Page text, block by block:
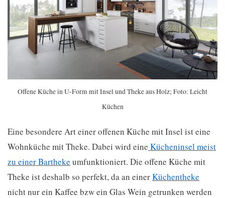
Offene Küche in U-Form mit Insel und Theke aus Holz; Foto: Leicht
Küchen
Eine besondere Art einer offenen Küche mit Insel ist eine
Wohnküche mit Theke. Dabei wird eine Kücheninsel meist
zu einer Bartheke umfunktioniert. Die offene Küche mit
Theke ist deshalb so perfekt, da an einerKüchentheke
nicht nur ein Kaffee bzw ein Glas Wein getrunken werden